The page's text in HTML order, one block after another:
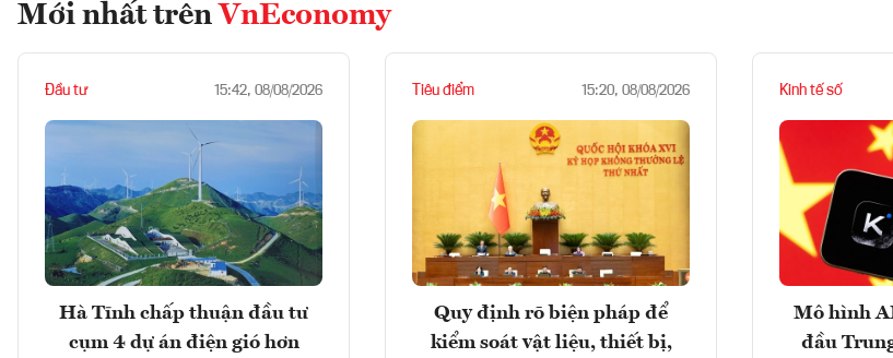
Mới nhất trên VnEconomy
Đầu tư 15:42, 08/08/2026
Hà Tĩnh chấp thuận đầu tư
cụm 4 dự án điện gió hơn
Tiêu điểm 15:20, 08/08/2026
Quy định rõ biện pháp để
kiểm soát vật liệu, thiết bị,
Kinh tế số
Mô hình
đầu